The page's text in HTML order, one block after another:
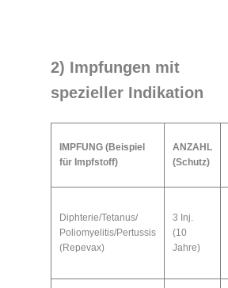
2) Impfungen mit
spezieller Indikation
IMPFUNG (Beispiel
für Impfstoff)
ANZAHL
(Schutz)
Diphterie/Tetanus/
Poliomyelitis/Pertussis
(Repevax)
3 Inj.
(10
Jahre)